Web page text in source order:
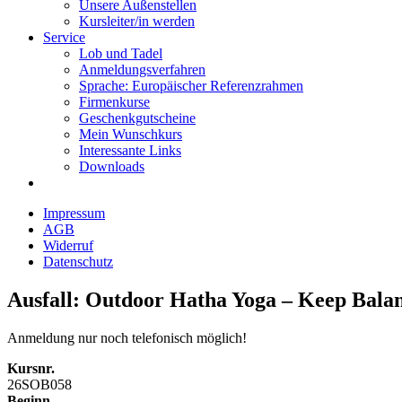
Unsere Außenstellen
Kursleiter/in werden
Service
Lob und Tadel
Anmeldungsverfahren
Sprache: Europäischer Referenzrahmen
Firmenkurse
Geschenkgutscheine
Mein Wunschkurs
Interessante Links
Downloads
Impressum
AGB
Widerruf
Datenschutz
Ausfall: Outdoor Hatha Yoga – Keep
Anmeldung nur noch telefonisch möglich!
Kursnr.
26SOB058